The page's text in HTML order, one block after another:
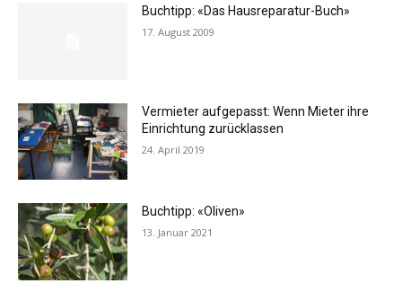
Buchtipp: «Das Hausreparatur-Buch»
17. August 2009
Vermieter aufgepasst: Wenn Mieter ihre
Einrichtung zurücklassen
24. April 2019
Buchtipp: «Oliven»
13. Januar 2021